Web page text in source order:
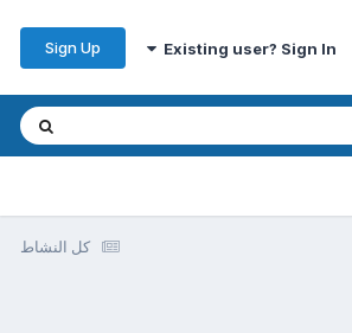
Existing user? Sign In
Sign Up
كل النشاط